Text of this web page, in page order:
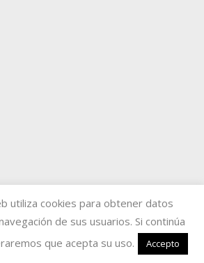
utiliza cookies para obtener datos
de sus usuarios. Si continúa
que acepta su uso.
Accepto